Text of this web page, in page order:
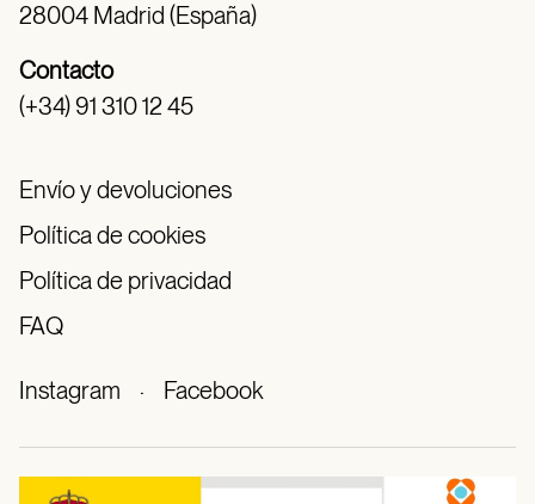
28004 Madrid (España)
Contacto
(+34) 91 310 12 45
Envío y devoluciones
Política de cookies
Política de privacidad
FAQ
Instagram · Facebook